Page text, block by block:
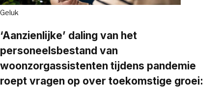
Geluk
‘Aanzienlijke’ daling van het
personeelsbestand van
woonzorgassistenten tijdens pandemie
roept vragen op over toekomstige groei: